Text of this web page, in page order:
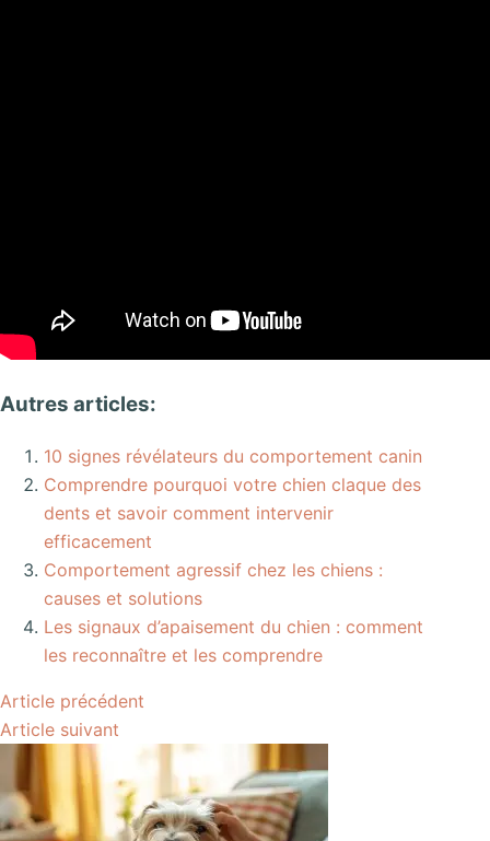
Autres articles:
10 signes révélateurs du comportement canin
Comprendre pourquoi votre chien claque des
dents et savoir comment intervenir
efficacement
Comportement agressif chez les chiens :
causes et solutions
Les signaux d’apaisement du chien : comment
les reconnaître et les comprendre
Article précédent
Article suivant